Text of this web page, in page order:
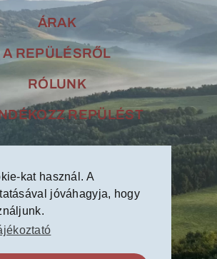
kat használ. A
jóváhagyja, hogy
ÁRAK
A REPÜLÉSRŐL
RÓLUNK
REPÜLÉST